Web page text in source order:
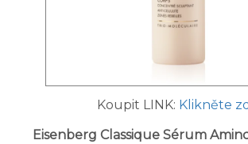
Koupit LINK: Klikněte
Eisenberg Classique Sérum